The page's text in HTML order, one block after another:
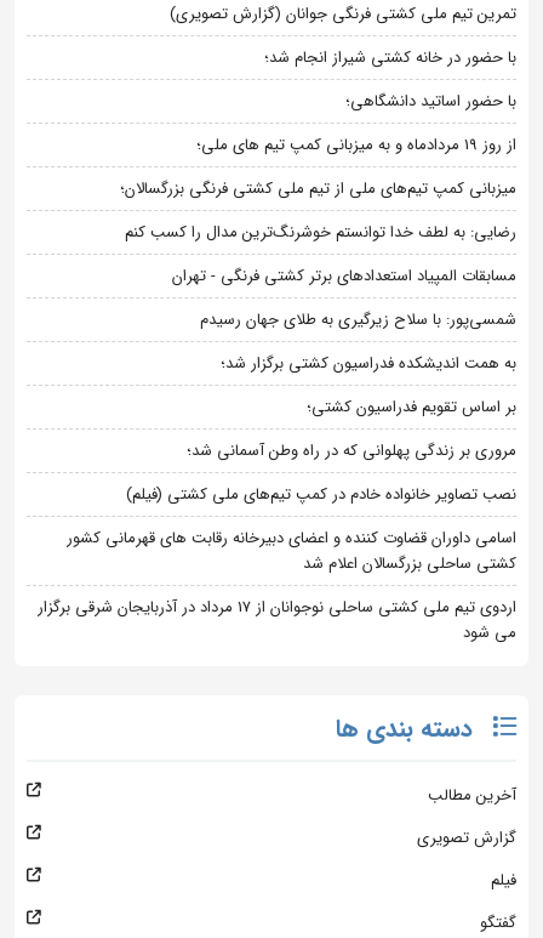
تمرین تیم ملی کشتی فرنگی جوانان (گزارش تصویری)
با حضور در خانه کشتی شیراز انجام شد؛
با حضور اساتید دانشگاهی؛
از روز 19 مردادماه و به میزبانی کمپ تیم های ملی؛
میزبانی کمپ تیم‌های ملی از تیم ملی کشتی فرنگی بزرگسالان؛
رضایی: به لطف خدا توانستم خوشرنگ‌ترین مدال را کسب کنم
مسابقات المپیاد استعدادهای برتر کشتی فرنگی - تهران
شمسی‌پور: با سلاح زیرگیری به طلای جهان رسیدم
به همت اندیشکده فدراسیون کشتی برگزار شد؛
بر اساس تقویم فدراسیون کشتی؛
مروری بر زندگی پهلوانی که در راه وطن آسمانی شد؛
نصب تصاویر خانواده خادم در کمپ تیم‌های ملی کشتی (فیلم)
اسامی داوران قضاوت کننده و اعضای دبیرخانه رقابت های قهرمانی کشور
کشتی ساحلی بزرگسالان اعلام شد
اردوی تیم ملی کشتی ساحلی نوجوانان از 17 مرداد در آذربایجان شرقی برگزار
می شود
دسته بندی ها
آخرین مطالب
گزارش تصویری
فیلم
گفتگو